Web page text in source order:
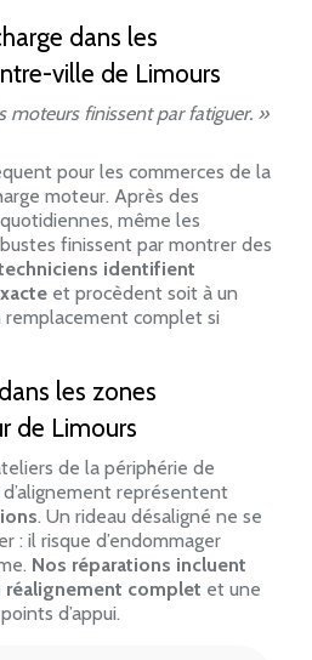
dans les
ville de Limours
moteurs finissent par fatiguer. »
pour les commerces de la
moteur. Après des
même les
finissent par montrer des
identifient
et procèdent soit à un
remplacement complet si
les zones
de Limours
de la périphérie de
représentent
. Un rideau désaligné ne se
: il risque d’endommager
Nos réparations incluent
complet et une
d’appui.